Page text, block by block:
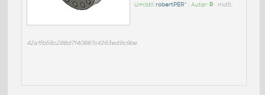
Umístil:robertPER^ • Autor: R• md5:
42a1fb58c288d7140887c4263ed9c9be